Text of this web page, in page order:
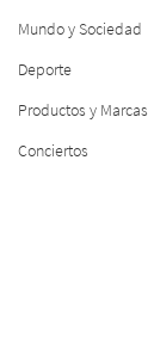
Mundo y Sociedad
Deporte
Productos y Marcas
Conciertos